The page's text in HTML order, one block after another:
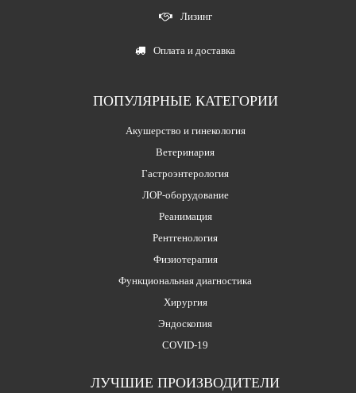
Лизинг
Оплата и доставка
ПОПУЛЯРНЫЕ КАТЕГОРИИ
Акушерство и гинекология
Ветеринария
Гастроэнтерология
ЛОР-оборудование
Реанимация
Рентгенология
Физиотерапия
Функциональная диагностика
Хирургия
Эндоскопия
COVID-19
ЛУЧШИЕ ПРОИЗВОДИТЕЛИ